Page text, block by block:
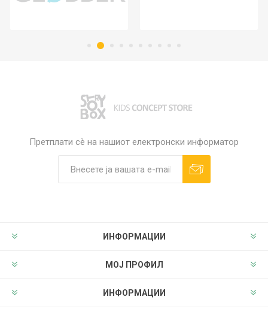
Претплати сè на нашиот електронски информатор
ИНФОРМАЦИИ
МОЈ ПРОФИЛ
ИНФОРМАЦИИ